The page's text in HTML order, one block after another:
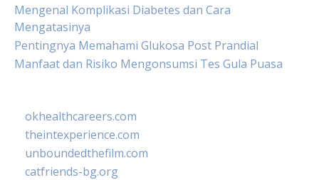
Mengenal Komplikasi Diabetes dan Cara
Mengatasinya
Pentingnya Memahami Glukosa Post Prandial
Manfaat dan Risiko Mengonsumsi Tes Gula Puasa
okhealthcareers.com
theintexperience.com
unboundedthefilm.com
catfriends-bg.org